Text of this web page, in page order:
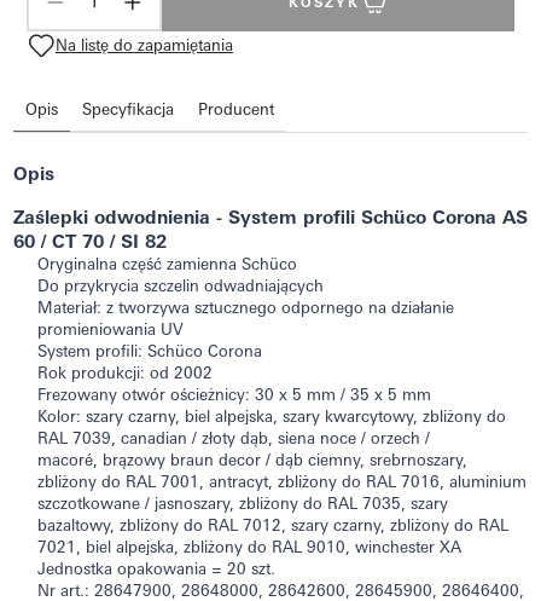
Na listę do zapamiętania
Opis Specyfikacja Producent
Opis
Zaślepki odwodnienia - System profili Schüco Corona AS
60 / CT 70 / SI 82
Oryginalna część zamienna Schüco
Do przykrycia szczelin odwadniających
Materiał: z tworzywa sztucznego odpornego na działanie
promieniowania UV
System profili: Schüco Corona
Rok produkcji: od 2002
Frezowany otwór ościeżnicy: 30 x 5 mm / 35 x 5 mm
Kolor: szary czarny, biel alpejska, szary kwarcytowy, zbliżony do
RAL 7039, canadian / złoty dąb, siena noce / orzech /
macoré, brązowy braun decor / dąb ciemny, srebrnoszary,
zbliżony do RAL 7001, antracyt, zbliżony do RAL 7016, aluminium
szczotkowane / jasnoszary, zbliżony do RAL 7035, szary
bazaltowy, zbliżony do RAL 7012, szary czarny, zbliżony do RAL
7021, biel alpejska, zbliżony do RAL 9010, winchester XA
Jednostka opakowania = 20 szt.
Nr art.: 28647900, 28648000, 28642600, 28645900, 28646400,